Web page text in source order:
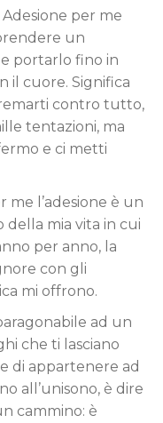
per me
un
portarlo fino in
il cuore. Significa
contro tutto,
tentazioni, ma
e ci metti
me l’adesione è un
della mia vita in cui
per anno, la
con gli
mi offrono.
ad un
che ti lasciano
di appartenere ad
all’unisono, è dire
cammino: è